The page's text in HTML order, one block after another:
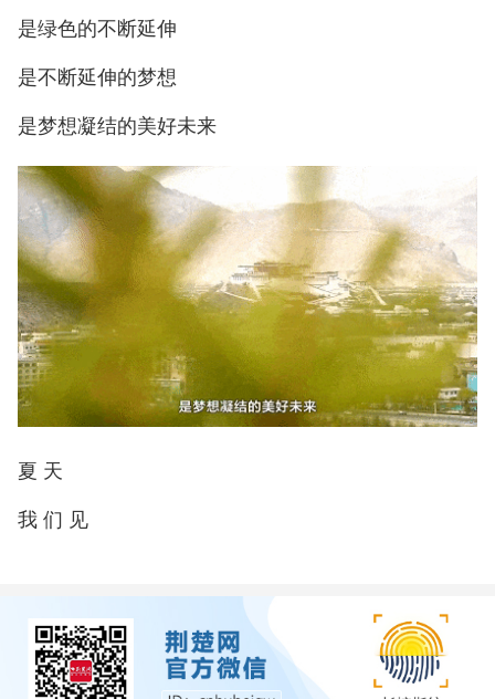
是绿色的不断延伸
是不断延伸的梦想
是梦想凝结的美好未来
夏 天
我 们 见